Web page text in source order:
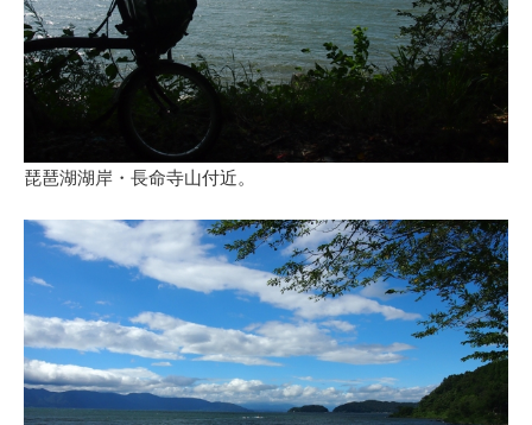
琵琶湖湖岸・長命寺山付近。